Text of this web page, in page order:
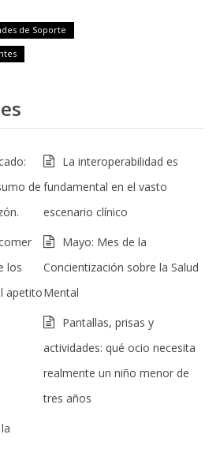
de Soporte
de
La interoperabilidad es
fundamental en el vasto
escenario clínico
los
apetito
Mayo: Mes de la
Concientización sobre la Salud
Mental
Pantallas, prisas y
actividades: qué ocio necesita
realmente un niño menor de
tres años